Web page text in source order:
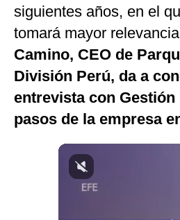
Gestión TV
Videos
Fotogalerías
siguientes años, en el
tomará mayor
Camino, CEO de
División Perú, da a
entrevista con
pasos de la empresa